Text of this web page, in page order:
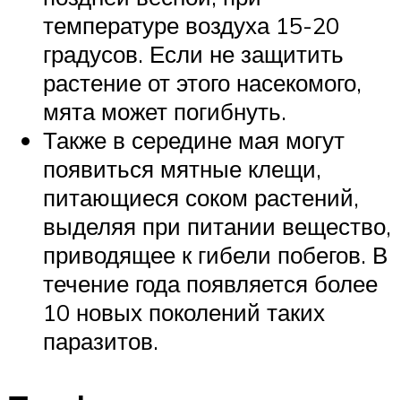
температуре воздуха 15-20
градусов. Если не защитить
растение от этого насекомого,
мята может погибнуть.
Также в середине мая могут
появиться мятные клещи,
питающиеся соком растений,
выделяя при питании вещество,
приводящее к гибели побегов. В
течение года появляется более
10 новых поколений таких
паразитов.